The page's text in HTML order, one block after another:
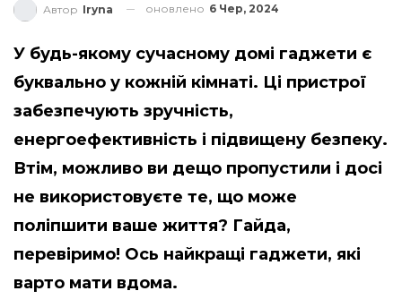
Автор Iryna оновлено 6 Чер, 2024
У будь-якому сучасному домі гаджети є
буквально у кожній кімнаті. Ці пристрої
забезпечують зручність,
енергоефективність і підвищену безпеку.
Втім, можливо ви дещо пропустили і досі
не використовуєте те, що може
поліпшити ваше життя? Гайда,
перевіримо! Ось найкращі гаджети, які
варто мати вдома.